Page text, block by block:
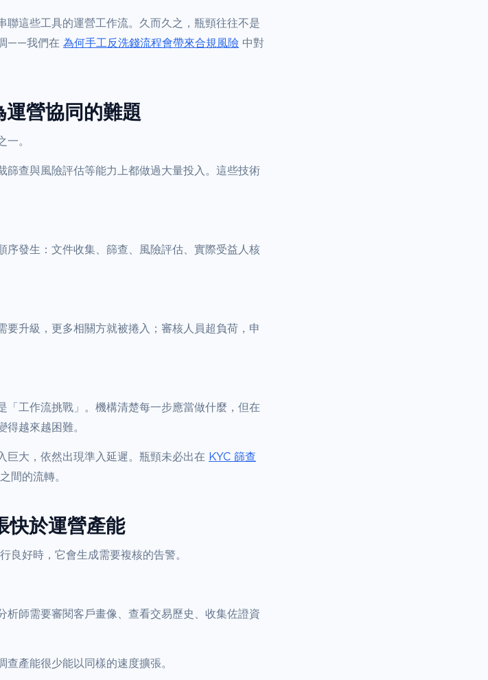
聯這些工具的運營工作流。久而久之，瓶頸往往不是
——我們在 為何手工反洗錢流程會帶來合規風險 中對
營協同的難題
一。
篩查與風險評估等能力上都做過大量投入。這些技術
序發生：文件收集、篩查、風險評估、實際受益人核
要升級，更多相關方就被捲入；審核人員超負荷，申
「工作流挑戰」。機構清楚每一步應當做什麼，但在
得越來越困難。
巨大，依然出現準入延遲。瓶頸未必出在 KYC 篩查
間的流轉。
快於運營產能
良好時，它會生成需要複核的告警。
析師需要審閱客戶畫像、查看交易歷史、收集佐證資
產能很少能以同樣的速度擴張。